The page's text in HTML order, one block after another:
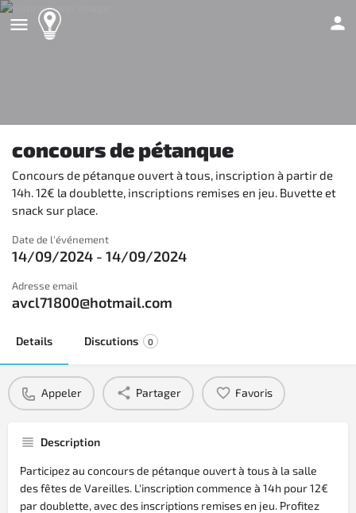
concours de pétanque
Concours de pétanque ouvert à tous, inscription à partir de
14h. 12€ la doublette, inscriptions remises en jeu. Buvette et
snack sur place.
Date de l'événement
14/09/2024 - 14/09/2024
Adresse email
avcl71800@hotmail.com
Details Discutions 0
Appeler Partager Favoris
Description
Participez au concours de pétanque ouvert à tous à la salle
des fêtes de Vareilles. L'inscription commence à 14h pour 12€
par doublette, avec des inscriptions remises en jeu. Profitez